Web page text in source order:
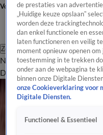
Volg Nieuws van de Dag
Zoeken
Nieuws van de DagOpinie
Dag
Video'sUitzendingen
Maatschappij
Maatschappelijk nieuws
Mazelen grijpen om zich heen: moet er
de prestaties van
„Huidige keuze opslaan”
worden deze
dan enkel functionele en
laten functioneren en veilig
moment opnieuw openen
toestemming in te trekken
onder aan de webpagina te
binnen onze Digitale
onze Cookieverklaring voor
Digitale Diensten.
Functioneel & Essentieel